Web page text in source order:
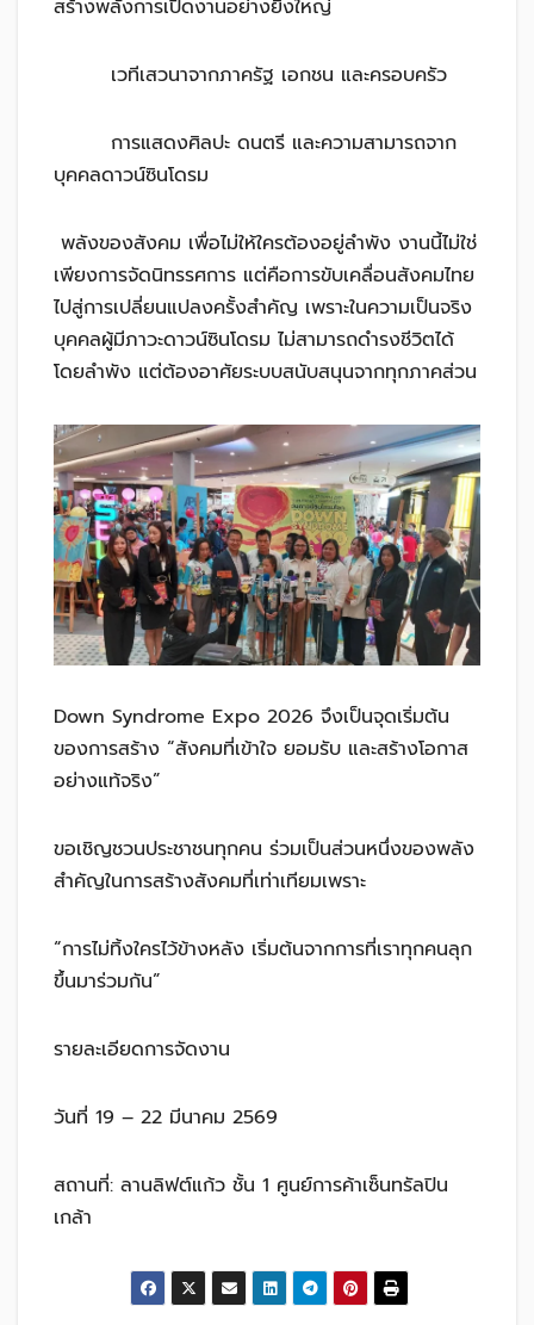
สร้างพลังการเปิดงานอย่างยิ่งใหญ่
เวทีเสวนาจากภาครัฐ เอกชน และครอบครัว
การแสดงศิลปะ ดนตรี และความสามารถจาก
บุคคลดาวน์ซินโดรม
พลังของสังคม เพื่อไม่ให้ใครต้องอยู่ลำพัง งานนี้ไม่ใช่
เพียงการจัดนิทรรศการ แต่คือการขับเคลื่อนสังคมไทย
ไปสู่การเปลี่ยนแปลงครั้งสำคัญ เพราะในความเป็นจริง
บุคคลผู้มีภาวะดาวน์ซินโดรม ไม่สามารถดำรงชีวิตได้
โดยลำพัง แต่ต้องอาศัยระบบสนับสนุนจากทุกภาคส่วน
Down Syndrome Expo 2026 จึงเป็นจุดเริ่มต้น
ของการสร้าง “สังคมที่เข้าใจ ยอมรับ และสร้างโอกาส
อย่างแท้จริง”
ขอเชิญชวนประชาชนทุกคน ร่วมเป็นส่วนหนึ่งของพลัง
สำคัญในการสร้างสังคมที่เท่าเทียมเพราะ
“การไม่ทิ้งใครไว้ข้างหลัง เริ่มต้นจากการที่เราทุกคนลุก
ขึ้นมาร่วมกัน”
รายละเอียดการจัดงาน
วันที่ 19 – 22 มีนาคม 2569
สถานที่: ลานลิฟต์แก้ว ชั้น 1 ศูนย์การค้าเซ็นทรัลปิน
เกล้า